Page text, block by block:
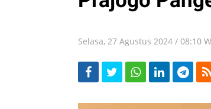
Selasa, 27 Agustus 2024 / 08:10